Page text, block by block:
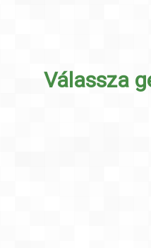
Válassza